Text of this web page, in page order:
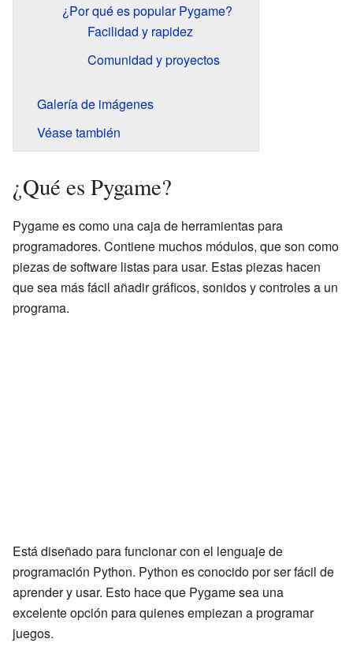
¿Por qué es popular Pygame?
Facilidad y rapidez
Comunidad y proyectos
Galería de imágenes
Véase también
¿Qué es Pygame?
Pygame es como una caja de herramientas para
programadores. Contiene muchos módulos, que son como
piezas de software listas para usar. Estas piezas hacen
que sea más fácil añadir gráficos, sonidos y controles a un
programa.
Está diseñado para funcionar con el lenguaje de
programación Python. Python es conocido por ser fácil de
aprender y usar. Esto hace que Pygame sea una
excelente opción para quienes empiezan a programar
juegos.